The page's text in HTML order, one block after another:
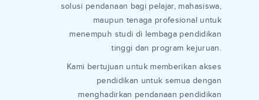
solusi pendanaan bagi pelajar, mahasiswa,
maupun tenaga profesional untuk
menempuh studi di lembaga pendidikan
tinggi dan program kejuruan.
Kami bertujuan untuk memberikan akses
pendidikan untuk semua dengan
menghadirkan pendanaan pendidikan